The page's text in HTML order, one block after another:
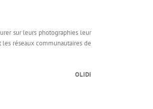
sur leurs photographies leur
réseaux communautaires de
OLIDI